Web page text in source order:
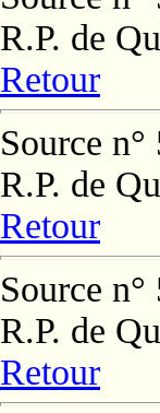
R.P. de
Retour
Source n°
R.P. de
Retour
Source n°
R.P. de
Retour